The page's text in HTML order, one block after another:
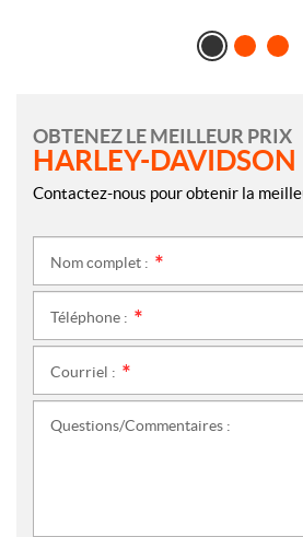
OBTENEZ LE MEILLEUR PRIX
HARLEY-DAVIDSON
Contactez-nous pour obtenir la
Nom complet :
Téléphone :
Courriel :
Questions/Commentaires :